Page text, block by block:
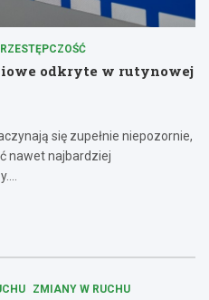
odkryte w rutynowej
się zupełnie niepozornie,
nawet najbardziej
ZMIANY W RUCHU